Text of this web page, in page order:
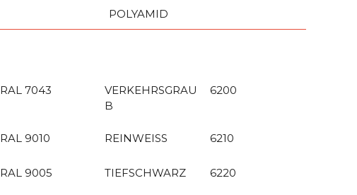
POLYAMID
RAL 7043
VERKEHRSGRAU
B
6200
RAL 9010 REINWEISS 6210
RAL 9005 TIEFSCHWARZ 6220